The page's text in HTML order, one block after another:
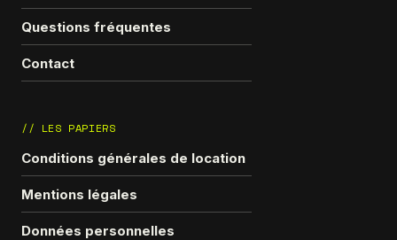
Questions fréquentes
Contact
// LES PAPIERS
Conditions générales de location
Mentions légales
Données personnelles